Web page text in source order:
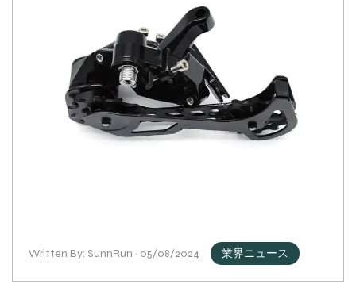
Written By: SunnRun · 05/08/2024 業界ニュース